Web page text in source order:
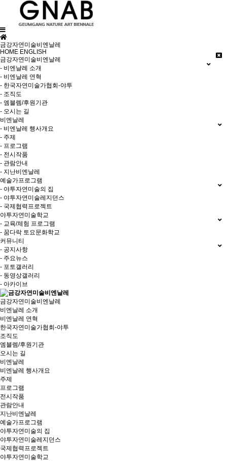
금강자연미술비엔날레
HOME ENGLISH
금강자연미술비엔날레
- 비엔날레 소개
- 비엔날레 연혁
- 한국자연미술가협회-야투
- 조직도
- 엠블렘/후원기관
- 오시는 길
비엔날레
- 비엔날레 행사개요
- 주제
- 프로그램
- 전시작품
- 관람안내
- 지난비엔날레
예술가프로그램
- 야투자연미술의 집
- 야투자연미술레지던스
- 국제협력프로젝트
야투자연미술학교
- 교육/체험 프로그램
- 꿈다락 토요문화학교
커뮤니티
- 공지사항
- 주요뉴스
- 포토갤러리
- 동영상갤러리
- 아카이브
금강자연미술비엔날레
비엔날레 소개
비엔날레 연혁
한국자연미술가협회-야투
조직도
엠블렘/후원기관
오시는 길
비엔날레
비엔날레 행사개요
주제
프로그램
전시작품
관람안내
지난비엔날레
예술가프로그램
야투자연미술의 집
야투자연미술레지던스
국제협력프로젝트
야투자연미술학교